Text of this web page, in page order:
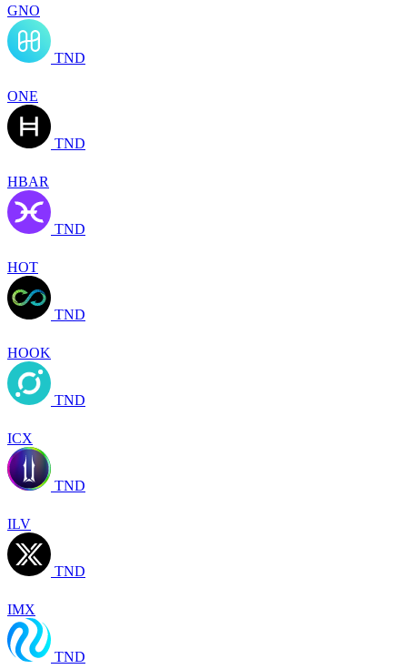
GNO
TND
ONE
TND
HBAR
TND
HOT
TND
HOOK
TND
ICX
TND
ILV
TND
IMX
TND